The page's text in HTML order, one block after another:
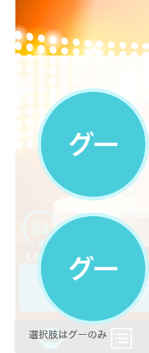
選択肢はグーのみ